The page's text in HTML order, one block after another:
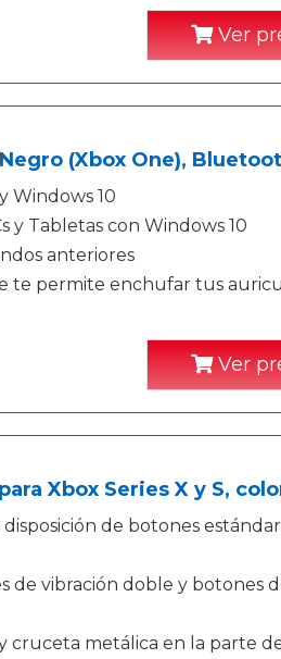
Ver
(Xbox One),
Windows 10
y Tabletas con Windows 10
anteriores
te permite enchufar tus
Ver
Xbox Series X y S,
de botones
vibración doble y botones
metálica en la parte